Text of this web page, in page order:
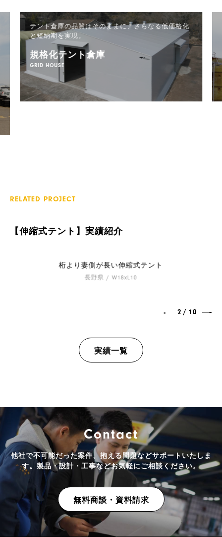
テント倉庫の品質はそのままに、さらなる低価格化
と短納期を実現。
規格化テント倉庫
GRID HOUSE
RELATED PROJECT
【伸縮式テント】実績紹介
桁より妻側が長い伸縮式テント
長野県 / W18xL10
2 / 10
実績一覧
Contact
他社で不可能だった案件、抱える問題などサポートいたしま
す。 製品・設計・工事などお気軽にご相談ください。
無料商談・資料請求